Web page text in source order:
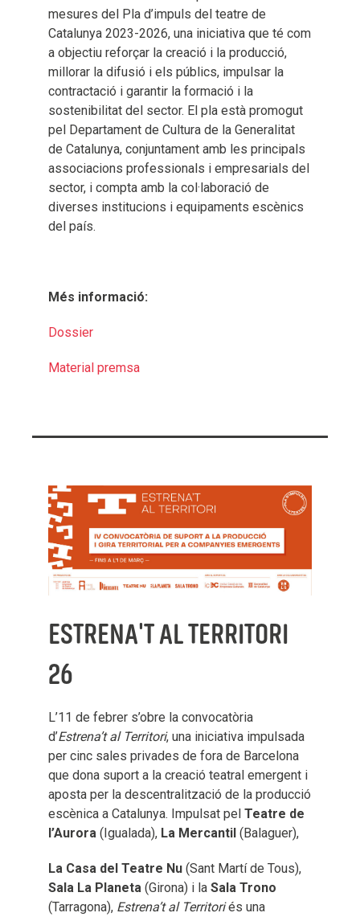
mesures del Pla d’impuls del teatre de
Catalunya 2023-2026, una iniciativa que té com
a objectiu reforçar la creació i la producció,
millorar la difusió i els públics, impulsar la
contractació i garantir la formació i la
sostenibilitat del sector. El pla està promogut
pel Departament de Cultura de la Generalitat
de Catalunya, conjuntament amb les principals
associacions professionals i empresarials del
sector, i compta amb la col·laboració de
diverses institucions i equipaments escènics
del país.
Més informació:
Dossier
Material premsa
ESTRENA'T AL TERRITORI
26
L’11 de febrer s’obre la convocatòria
d’Estrena’t al Territori, una iniciativa impulsada
per cinc sales privades de fora de Barcelona
que dona suport a la creació teatral emergent i
aposta per la descentralització de la producció
escènica a Catalunya. Impulsat pel Teatre de
l’Aurora (Igualada), La Mercantil (Balaguer),
La Casa del Teatre Nu (Sant Martí de Tous),
Sala La Planeta (Girona) i la Sala Trono
(Tarragona), Estrena’t al Territoriés una